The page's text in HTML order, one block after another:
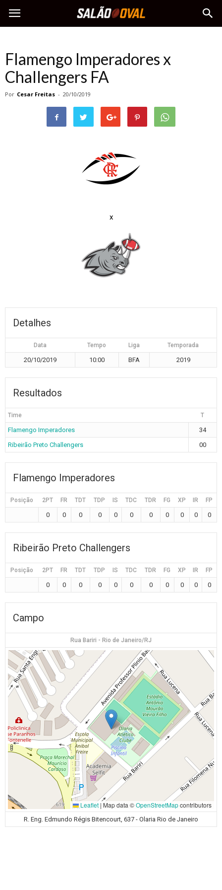
Flamengo Imperadores x
Challengers FA
Por Cesar Freitas - 20/10/2019
x
Detalhes
Data Tempo Liga Temporada
20/10/2019 10:00 BFA 2019
Resultados
Time T
Flamengo Imperadores
34
Ribeirão Preto Challengers
00
Flamengo Imperadores
Posição 2PT FR TDT TDP IS TDC TDR FG XP IR FP
0 0 0 0 0 0 0 0 0 0 0
Ribeirão Preto Challengers
Posição 2PT FR TDT TDP IS TDC TDR FG XP IR FP
0 0 0 0 0 0 0 0 0 0 0
Campo
Rua Bariri - Rio de Janeiro/RJ
Leaflet | Map data ©OpenStreetMapcontributors
R. Eng. Edmundo Régis Bitencourt, 637 - Olaria Rio de Janeiro